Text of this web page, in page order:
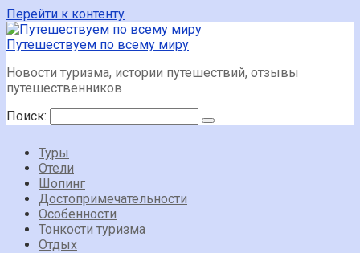
Перейти к контенту
Путешествуем по всему миру
Новости туризма, истории путешествий, отзывы
путешественников
Поиск:
Туры
Отели
Шопинг
Достопримечательности
Особенности
Тонкости туризма
Отдых